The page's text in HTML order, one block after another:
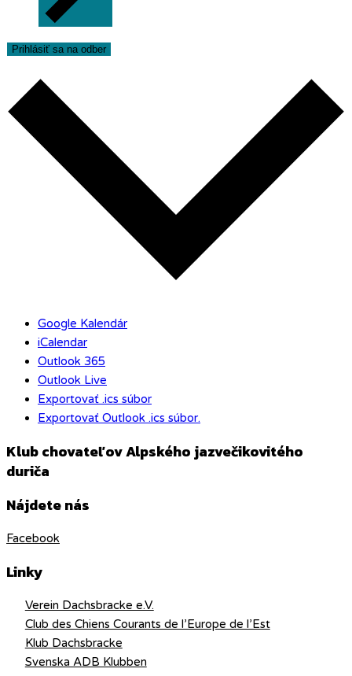
Prihlásiť sa na odber
Google Kalendár
iCalendar
Outlook 365
Outlook Live
Exportovať .ics súbor
Exportovať Outlook .ics súbor.
Klub chovateľov Alpského jazvečikovitého
duriča
Nájdete nás
Facebook
Linky
Verein Dachsbracke e.V.
Club des Chiens Courants de l’Europe de l’Est
Klub Dachsbracke
Svenska ADB Klubben